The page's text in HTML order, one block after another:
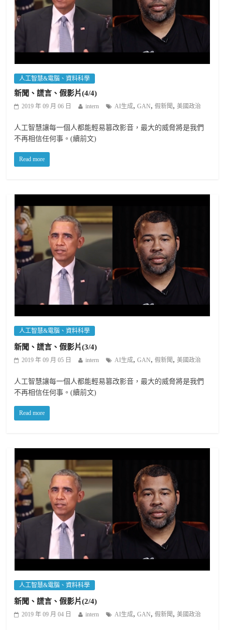
人工智慧&電腦、資料科學
新聞、謊言、假影片(4/4)
2019 年 09 月 06 日 intern AI生成,GAN,假新聞 ,美國政治
人工智慧讓每一個人都能輕易篡改影音，最大的威脅將是我們
不再相信任何事。(續前文)
Read more
人工智慧&電腦、資料科學
新聞、謊言、假影片(3/4)
2019 年 09 月 05 日 intern AI生成,GAN,假新聞 ,美國政治
人工智慧讓每一個人都能輕易篡改影音，最大的威脅將是我們
不再相信任何事。(續前文)
Read more
人工智慧&電腦、資料科學
新聞、謊言、假影片(2/4)
2019 年 09 月 04 日 intern AI生成,GAN,假新聞 ,美國政治